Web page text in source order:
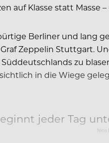
auf Klasse statt
Berliner und lang
Zeppelin Stuttgart.
zu
in die Wiege
jeder Tag
Nico